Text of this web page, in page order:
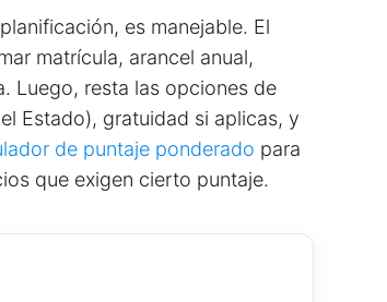
es manejable. El
matrícula, arancel anual,
Luego, resta las opciones de
Estado), gratuidad si aplicas, y
de puntaje ponderado para
que exigen cierto puntaje.